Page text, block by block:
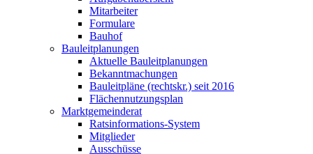
Mitarbeiter
Formulare
Bauhof
Bauleitplanungen
Aktuelle Bauleitplanungen
Bekanntmachungen
Bauleitpläne (rechtskr.) seit 2016
Flächennutzungsplan
Marktgemeinderat
Ratsinformations-System
Mitglieder
Ausschüsse